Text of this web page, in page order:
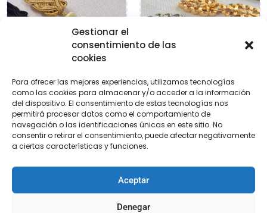
Gestionar el
consentimiento de las
cookies
Para ofrecer las mejores experiencias, utilizamos tecnologías
como las cookies para almacenar y/o acceder a la información
del dispositivo. El consentimiento de estas tecnologías nos
permitirá procesar datos como el comportamiento de
navegación o las identificaciones únicas en este sitio. No
consentir o retirar el consentimiento, puede afectar negativamente
a ciertas características y funciones.
Aceptar
Denegar
Aplicación pasamanería
€3,95
Seleccionar
Broches fantasía
€2,95
Seleccionar